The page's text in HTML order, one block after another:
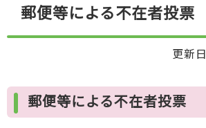
こ
ら
郵便等による不在者投票
更新
郵便等による不在者投票